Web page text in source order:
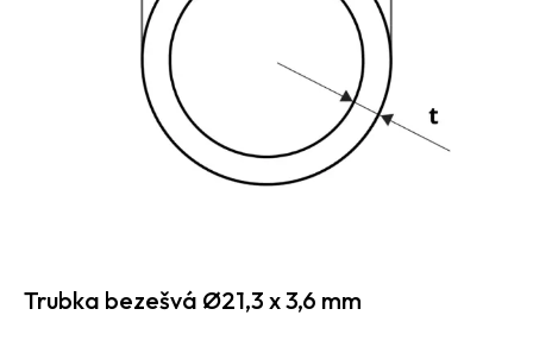
Trubka bezešvá Ø21,3 x 3,6 mm